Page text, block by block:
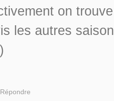
on
les autres
Répondre